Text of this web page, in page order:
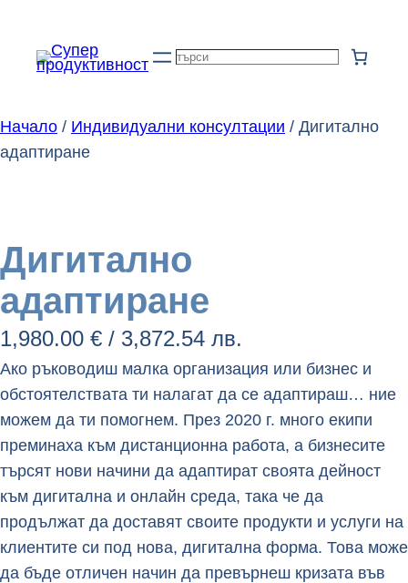
Търсене
Начало / Индивидуални консултации / Дигитално
адаптиране
Дигитално
адаптиране
1,980.00 € / 3,872.54 лв.
Ако ръководиш малка организация или бизнес и
обстоятелствата ти налагат да се адаптираш… ние
можем да ти помогнем. През 2020 г. много екипи
преминаха към дистанционна работа, а бизнесите
търсят нови начини да адаптират своята дейност
към дигитална и онлайн среда, така че да
продължат да доставят своите продукти и услуги на
клиентите си под нова, дигитална форма. Това може
да бъде отличен начин да превърнеш кризата във